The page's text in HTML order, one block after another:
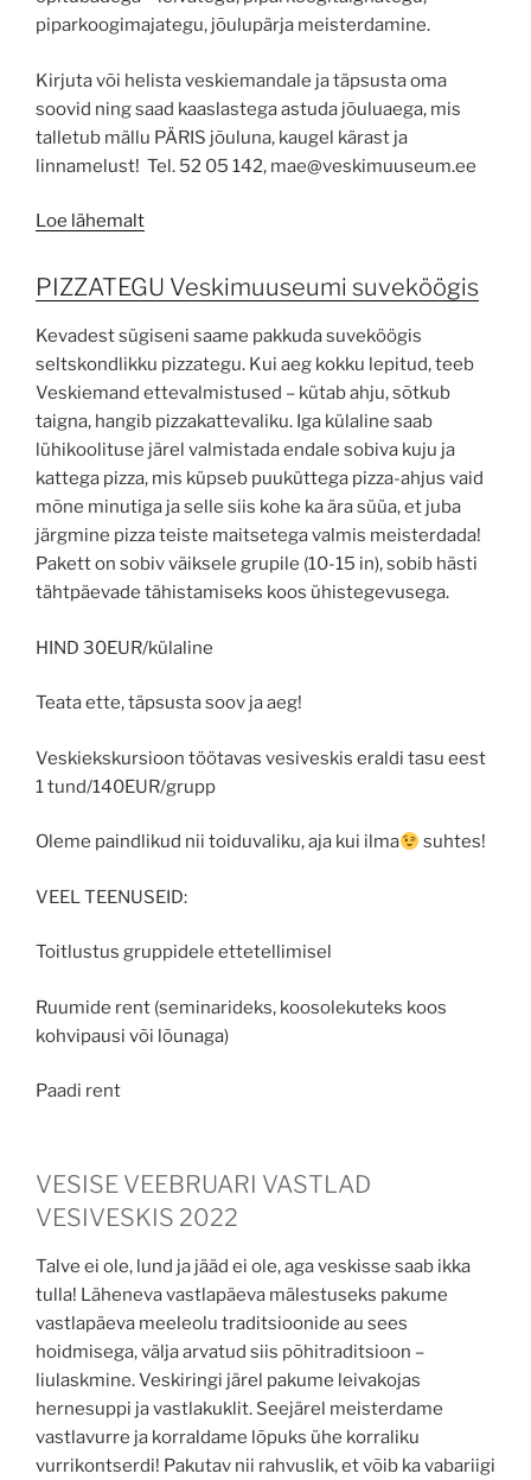
piparkoogimajategu, jõulupärja meisterdamine.
Kirjuta või helista veskiemandale ja täpsusta oma
soovid ning saad kaaslastega astuda jõuluaega, mis
talletub mällu PÄRIS jõuluna, kaugel kärast ja
linnamelust! Tel. 52 05 142, mae@veskimuuseum.ee
Loe lähemalt
PIZZATEGU Veskimuuseumi suveköögis
Kevadest sügiseni saame pakkuda suveköögis
seltskondlikku pizzategu. Kui aeg kokku lepitud, teeb
Veskiemand ettevalmistused – kütab ahju, sõtkub
taigna, hangib pizzakattevaliku. Iga külaline saab
lühikoolituse järel valmistada endale sobiva kuju ja
kattega pizza, mis küpseb puuküttega pizza-ahjus vaid
mõne minutiga ja selle siis kohe ka ära süüa, et juba
järgmine pizza teiste maitsetega valmis meisterdada!
Pakett on sobiv väiksele grupile (10-15 in), sobib hästi
tähtpäevade tähistamiseks koos ühistegevusega.
HIND 30EUR/külaline
Teata ette, täpsusta soov ja aeg!
Veskiekskursioon töötavas vesiveskis eraldi tasu eest
1 tund/140EUR/grupp
Oleme paindlikud nii toiduvaliku, aja kui ilma suhtes!
VEEL TEENUSEID:
Toitlustus gruppidele ettetellimisel
Ruumide rent (seminarideks, koosolekuteks koos
kohvipausi või lõunaga)
Paadi rent
VESISE VEEBRUARI VASTLAD
VESIVESKIS 2022
Talve ei ole, lund ja jääd ei ole, aga veskisse saab ikka
tulla! Läheneva vastlapäeva mälestuseks pakume
vastlapäeva meeleolu traditsioonide au sees
hoidmisega, välja arvatud siis põhitraditsioon –
liulaskmine. Veskiringi järel pakume leivakojas
hernesuppi ja vastlakuklit. Seejärel meisterdame
vastlavurre ja korraldame lõpuks ühe korraliku
vurrikontserdi! Pakutav nii rahvuslik, et võib ka vabariigi